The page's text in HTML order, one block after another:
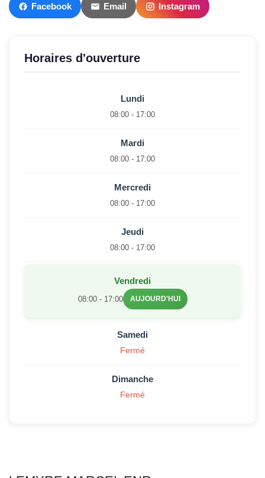
Facebook Email Instagram
Horaires d'ouverture
Lundi
08:00 - 17:00
Mardi
08:00 - 17:00
Mercredi
08:00 - 17:00
Jeudi
08:00 - 17:00
Vendredi
08:00 - 17:00 AUJOURD'HUI
Samedi
Fermé
Dimanche
Fermé